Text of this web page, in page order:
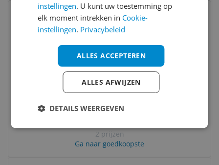
Vergelijken
70MAI Kamera tylna RC11
2 prijzen
Ga naar goedkoopste
Bekijk product
instellingen. U kunt uw toestemming op
elk moment intrekken in Cookie-
instellingen. Privacybeleid
ALLES ACCEPTEREN
ALLES AFWIJZEN
DETAILS WEERGEVEN